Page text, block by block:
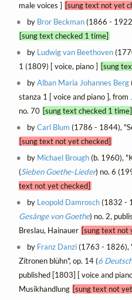
male voices ] [sung text not yet
by Bror Beckman(1866 -
[sung text checked 1 time]
by Ludwig van Beethoven
1 (1809) [ voice, piano ] [sung
byAlban Maria Johannes Berg
stanza 1 [ voice and piano ], from
no. 70 [sung text checked 1 time]
byCarl Blum (1786 - 1844),
[sung text not yet checked]
by Michael Brough(b. 1960),
(Sieben Goethe-Lieder) no. 6
text not yet checked]
by Leopold Damrosch(1832 -
Gesänge von Goethe) no. 2,
Breslau, Hainauer [sung text not
by Franz Danzi(1763 - 1826),
Zitronen blühn", op. 14 (6
published [1803] [ voice and
Musikhandlung [sung text not